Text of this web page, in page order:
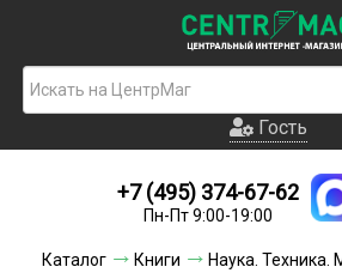
Гость
Новинки
Условия
Гость
+7 (495) 374-67-62
Пн-Пт 9:00-19:00
Каталог Книги
Наука. Техника.